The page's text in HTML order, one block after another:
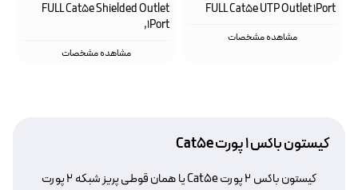
FULL Cat5e UTP Outlet 1Port
مشاهده مشخصات
FULL Cat5e Shielded Outlet
,1Port
مشاهده مشخصات
کیستون باکس ۱ پورت Cat5e
کیستون باکس ۲ پورت Cat5e یا همان قوطی پریز شبکه ۲ پورت